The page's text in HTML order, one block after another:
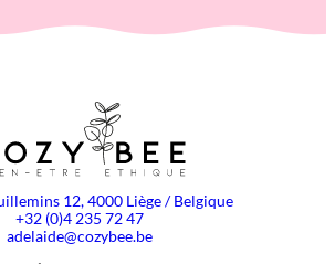
12, 4000 Liège / Belgique
+32 (0)4 235 72 47
adelaide@cozybee.be